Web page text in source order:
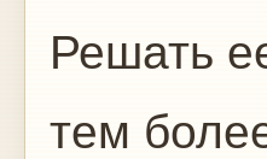
Решать
тем